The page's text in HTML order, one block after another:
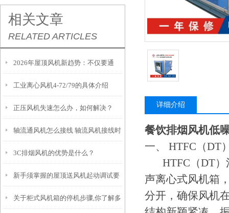
相关文章
RELATED ARTICLES
2026年屋顶风机新趋势：不仅要通
风，还要智能、省电、长寿命
工业离心风机4-72/79的具体介绍
正压风机失速怎么办，如何解决？
轴流通风机怎么接线 轴流风机接线时
要注意什么
3C排烟风机的优势是什么？
新手须掌握的屋顶送风机起动调试要
点
关于柜式风机箱的停机步骤,你了解多
详细介绍
餐饮排烟风机低
一、 HTFC（DT
HTFC（DT）
声离心式风机箱
分开，确保风机